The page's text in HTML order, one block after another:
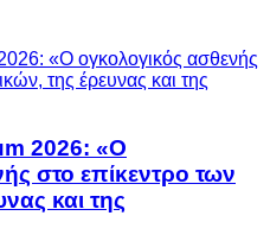
2026: «Ο
στο επίκεντρο των
και της